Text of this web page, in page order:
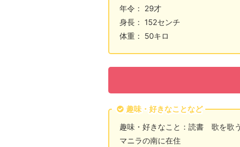
年令： 29才
身長： 152センチ
体重： 50キロ
趣味・好きなことなど
趣味・好きなこと：読書 歌を歌
マニラの南に在住